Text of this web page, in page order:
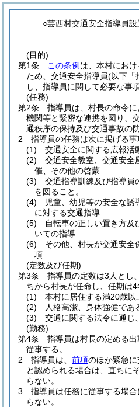
○芸西村交通安全指導員設
(目的)
第1条
この条例 は、本村にお
ため、交通安全指導員(以下「
し、指導員に関して必要な事
(任務)
第2条
指導員は、村長の命令
機関等と緊密な連携を図り、
通秩序の保持及び交通事故の
2
指導員の任務は次に掲げる事
(1)
交通安全に関する広報活
(2)
交通安全教室、交通安全
催、その他の啓蒙
(3)
交通指導訓練及び指導員
を図ること。
(4)
児童、幼児等の安全な
に対する交通指導
(5)
自転車の正しい置き方及
いての指導
(6)
その他、村長が交通安全
項
(定数及び任期)
第3条
指導員の定数は3人とし、
ちから村長が任命し、任期は4
(1)
本村に居住する満20歳以
(2)
人格高潔、身体強健であ
(3)
交通に関する法令に通じ
(勤務)
第4条
指導員は村長の定める
従事する。
2
指導員は、 前項のほか緊急
と認められる場合は、直ちに
らない。
3
指導員は任務に従事する場
らない。